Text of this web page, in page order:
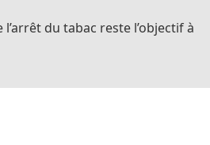
du tabac reste l’objectif à